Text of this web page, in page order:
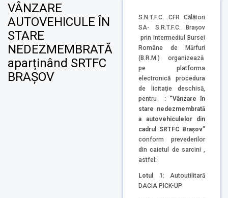
VÂNZARE
AUTOVEHICULE ÎN
STARE
NEDEZMEMBRATĂ
aparținând SRTFC
BRAȘOV
S.N.T.F.C. CFR Călători
SA- S.R.T.F.C. Brașov
prin intermediul Bursei
Române de Mărfuri
(B.R.M.) organizează
pe platforma
electronică procedura
de licitație deschisă,
pentru
: “Vânzare în
stare nedezmembrată
a autovehiculelor din
cadrul SRTFC Brașov”
conform prevederilor
din caietul de sarcini ,
astfel:
Lotul 1 : Autoutilitară
DACIA PICK-UP